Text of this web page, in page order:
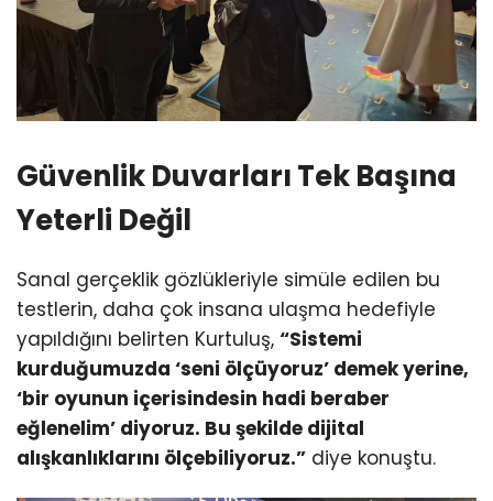
Güvenlik Duvarları Tek Başına
Yeterli Değil
Sanal gerçeklik gözlükleriyle simüle edilen bu
testlerin, daha çok insana ulaşma hedefiyle
yapıldığını belirten Kurtuluş, “Sistemi
kurduğumuzda ‘seni ölçüyoruz’ demek yerine,
‘bir oyunun içerisindesin hadi beraber
eğlenelim’ diyoruz. Bu şekilde dijital
alışkanlıklarını ölçebiliyoruz.” diye konuştu.